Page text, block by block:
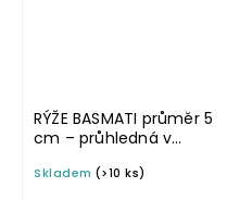
RÝŽE BASMATI průměr 5
cm – průhledná v
omyvatelná samolepka
Skladem (>10 ks)